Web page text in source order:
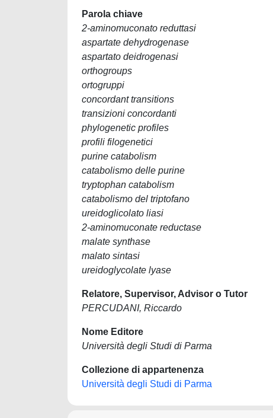
Parola chiave
2-aminomuconato reduttasi
aspartate dehydrogenase
aspartato deidrogenasi
orthogroups
ortogruppi
concordant transitions
transizioni concordanti
phylogenetic profiles
profili filogenetici
purine catabolism
catabolismo delle purine
tryptophan catabolism
catabolismo del triptofano
ureidoglicolato liasi
2-aminomuconate reductase
malate synthase
malato sintasi
ureidoglycolate lyase
Relatore, Supervisor, Advisor o Tutor
PERCUDANI, Riccardo
Nome Editore
Università degli Studi di Parma
Collezione di appartenenza
Università degli Studi di Parma